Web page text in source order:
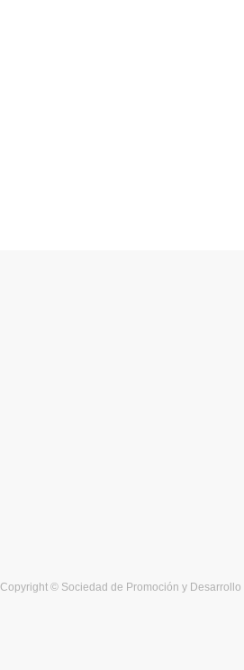
Copyright © Sociedad de Promoción y